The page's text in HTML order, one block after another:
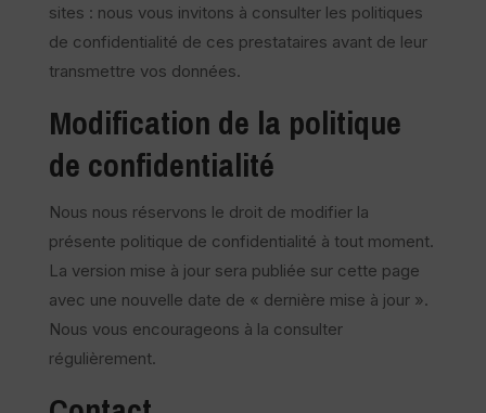
sites : nous vous invitons à consulter les politiques
de confidentialité de ces prestataires avant de leur
transmettre vos données.
Modification de la politique
de confidentialité
Nous nous réservons le droit de modifier la
présente politique de confidentialité à tout moment.
La version mise à jour sera publiée sur cette page
avec une nouvelle date de « dernière mise à jour ».
Nous vous encourageons à la consulter
régulièrement.